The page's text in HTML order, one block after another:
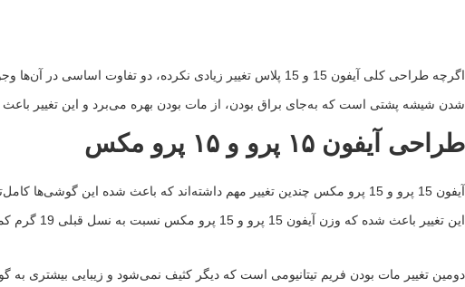
اگرچه طراحی کلی آیفون 15 و 15 پلاس تغییر زیادی نکرده،
شدن شیشه پشتی است که به‌جای براق بودن، از مات بودن بهره می‌برد و این تغییر
طراحی آیفون ۱۵ پرو و ۱۵ پرو مکس
این تغییر باعث شده که وزن آیفون 15 پرو و 15 پرو مکس نسبت به نسل قبلی 19 گرم کمتر شود.
دومین تغییر مات بودن فریم تیتانیومی است که دیگر کثیف نمی‌شود و زیبایی بیشتری